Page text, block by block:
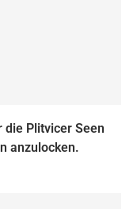
die Plitvicer Seen
anzulocken.